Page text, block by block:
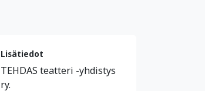
Lisätiedot
TEHDAS teatteri -yhdistys
ry.